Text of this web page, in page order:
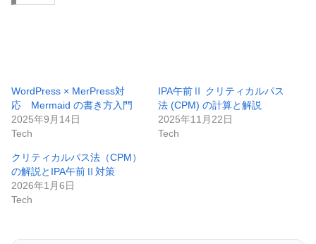
WordPress × MerPress対
応 Mermaid の書き方入門
2025年9月14日
Tech
IPA午前Ⅱ クリティカルパス
法 (CPM) の計算と解説
2025年11月22日
Tech
クリティカルパス法（CPM）
の解説とIPA午前Ⅱ対策
2026年1月6日
Tech